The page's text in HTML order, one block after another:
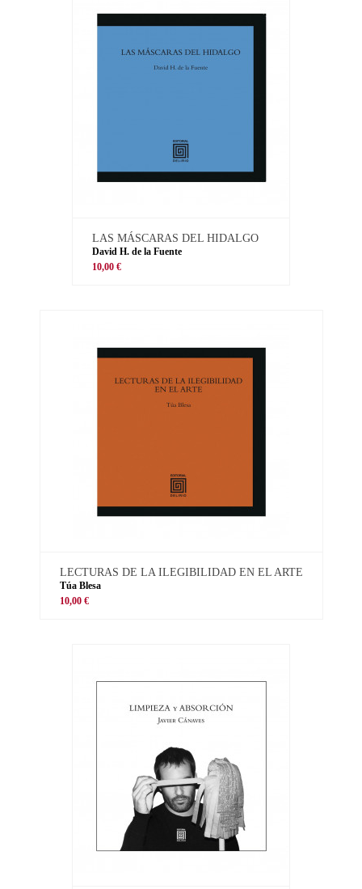
LAS MÁSCARAS DEL HIDALGO
David H. de la Fuente
10,00 €
LECTURAS DE LA ILEGIBILIDAD EN EL ARTE
Túa Blesa
10,00 €